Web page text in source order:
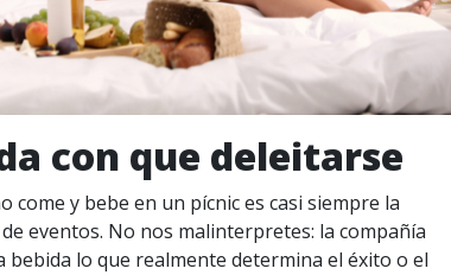
con que deleitarse
y bebe en un pícnic es casi siempre la
eventos. No nos malinterpretes: la compañía
bebida lo que realmente determina el éxito o el